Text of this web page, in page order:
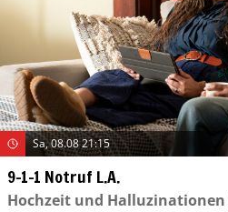
Sa, 08.08 21:15
9-1-1 Notruf L.A.
Hochzeit und Halluzinationen